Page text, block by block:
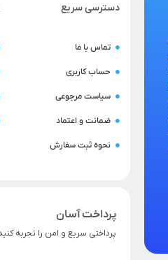
دسترسی سریع
تماس با ما
حساب کاربری
سیاست مرجوعی
ضمانت و اعتماد
نحوه ثبت سفارش
پرداخت آسان
پرداختی سریع و امن را تجربه